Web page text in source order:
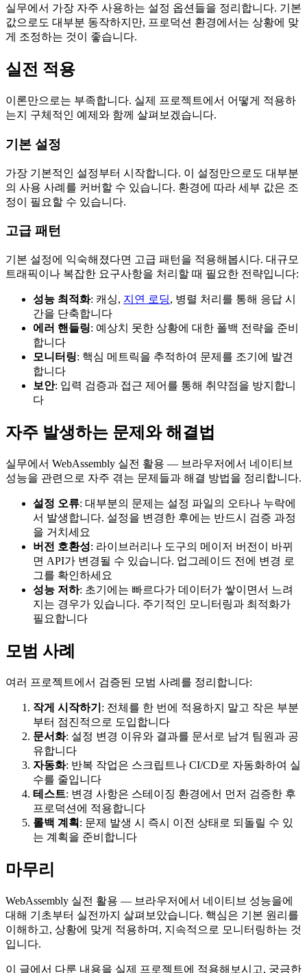
실무에서 가장 자주 사용하는 설정 옵션들을 정리합니다. 기본
값으로도 대부분 동작하지만, 프로덕션 환경에서는 상황에 맞
게 조정하는 것이 좋습니다.
실전 적용
이론만으로는 부족합니다. 실제 프로젝트에서 어떻게 적용하
는지 구체적인 예제와 함께 살펴보겠습니다.
기본 설정
가장 기본적인 설정부터 시작합니다. 이 설정만으로도 대부분
의 사용 사례를 커버할 수 있습니다. 환경에 따라 세부 값은 조
정이 필요할 수 있습니다.
고급 패턴
기본 설정에 익숙해졌다면 고급 패턴을 적용해봅시다. 대규모
트래픽이나 복잡한 요구사항을 처리할 때 필요한 전략입니다:
성능 최적화: 캐싱, 지연 로딩, 병렬 처리를 통해 응답 시
간을 단축합니다
에러 핸들링: 예상치 못한 상황에 대한 폴백 전략을 준비
합니다
모니터링: 핵심 메트릭을 추적하여 문제를 조기에 발견
합니다
보안: 입력 검증과 접근 제어를 통해 취약점을 방지합니
다
자주 발생하는 문제와 해결법
실무에서 WebAssembly 실전 활용 — 브라우저에서 네이티브
성능을 관련으로 자주 겪는 문제들과 해결 방법을 정리합니다.
설정 오류: 대부분의 문제는 설정 파일의 오타나 누락에
서 발생합니다. 설정을 변경한 후에는 반드시 검증 과정
을 거치세요
버전 호환성: 라이브러리나 도구의 메이저 버전이 바뀌
면 API가 변경될 수 있습니다. 업그레이드 전에 변경 로
그를 확인하세요
성능 저하: 초기에는 빠르다가 데이터가 쌓이면서 느려
지는 경우가 있습니다. 주기적인 모니터링과 최적화가
필요합니다
모범 사례
여러 프로젝트에서 검증된 모범 사례를 정리합니다:
작게 시작하기 : 전체를 한 번에 적용하지 말고 작은 부분
부터 점진적으로 도입합니다
문서화: 설정 변경 이유와 결과를 문서로 남겨 팀원과 공
유합니다
자동화: 반복 작업은 스크립트나 CI/CD로 자동화하여 실
수를 줄입니다
테스트: 변경 사항은 스테이징 환경에서 먼저 검증한 후
프로덕션에 적용합니다
롤백 계획 : 문제 발생 시 즉시 이전 상태로 되돌릴 수 있
는 계획을 준비합니다
마무리
WebAssembly 실전 활용 — 브라우저에서 네이티브 성능을에
대해 기초부터 실전까지 살펴보았습니다. 핵심은 기본 원리를
이해하고, 상황에 맞게 적용하며, 지속적으로 모니터링하는 것
입니다.
이 글에서 다룬 내용을 실제 프로젝트에 적용해보시고, 궁금한